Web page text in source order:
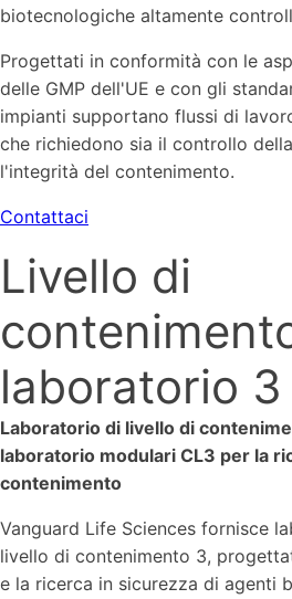
biotecnologiche altamente
Progettati in conformità con le
delle GMP dell'UE e con gli
impianti supportano flussi di
che richiedono sia il controllo
l'integrità del contenimento.
Contattaci
Livello di
laboratorio 3
Laboratorio di livello di
laboratorio modulari CL3 per la
contenimento
Vanguard Life Sciences fornisce
livello di contenimento 3,
e la ricerca in sicurezza di agenti